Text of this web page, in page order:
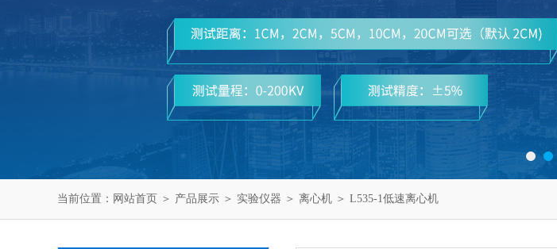
当前位置： 网站首页 ＞ 产品展示 ＞ 实验仪器 ＞ 离心机 ＞ L535-1低速离心机